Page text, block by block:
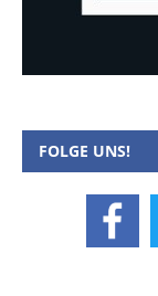
FOLGE UNS!